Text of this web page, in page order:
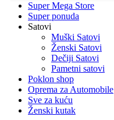
Super Mega Store
Super ponuda
Satovi
Muški Satovi
Ženski Satovi
Dečiji Satovi
Pametni satovi
Poklon shop
Oprema za Automobile
Sve za kuću
Ženski kutak